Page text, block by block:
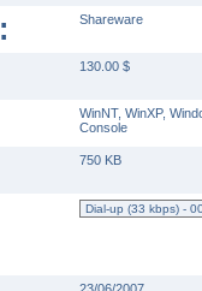
Shareware
130.00 $
WinNT, WinXP,
Console
750 KB